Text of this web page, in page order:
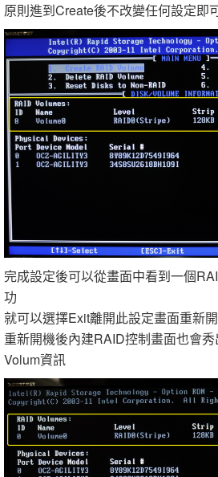
原則進到Create後不改變任何設定即
完成設定後可以從畫面中看到一個
功
就可以選擇Exit離開此設定畫面重新
重新開機後內建RAID控制畫面也會
Volum資訊